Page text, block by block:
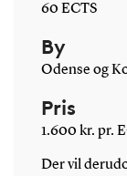
60 ECTS
By
Odense og
Pris
1.600 kr. pr.
Der vil